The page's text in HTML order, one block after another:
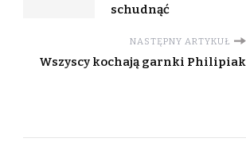
schudnąć
NASTĘPNY ARTYKUŁ
Wszyscy kochają garnki Philipiak